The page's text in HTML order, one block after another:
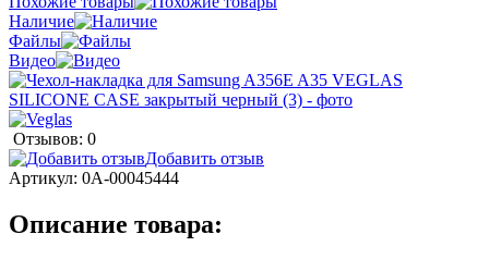
Наличие
Файлы
Видео
Отзывов: 0
Добавить отзыв
Артикул: 0А-00045444
Описание товара: